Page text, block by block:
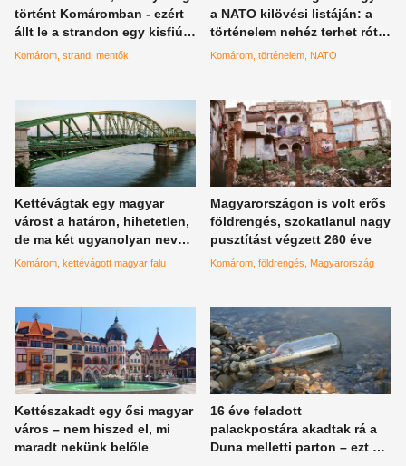
történt Komáromban - ezért
állt le a strandon egy kisfiú
szíve
Komárom strand mentők
a NATO kilövési listáján: a
történelem nehéz terhet rótt
hazánkra
Komárom történelem NATO
Kettévágtak egy magyar
várost a határon, hihetetlen,
de ma két ugyanolyan nevű
település is létezik egymás
Komárom kettévágott magyar falu
Magyarországon is volt erős
földrengés, szokatlanul nagy
pusztítást végzett 260 éve
Komárom földrengés Magyarország
Kettészakadt egy ősi magyar
város – nem hiszed el, mi
maradt nekünk belőle
16 éve feladott
palackpostára akadtak rá a
Duna melletti parton – ezt az